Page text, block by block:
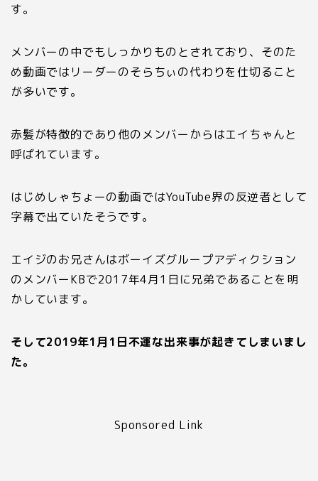
す。
メンバーの中でもしっかりものとされており、そのた
め動画ではリーダーのそらちぃの代わりを仕切ること
が多いです。
赤髪が特徴的であり他のメンバーからはエイちゃんと
呼ばれています。
はじめしゃちょーの動画ではYouTube界の反逆者として
字幕で出ていたそうです。
エイジのお兄さんはボーイズグループアディクション
のメンバーKBで2017年4月1 日に兄弟であることを明
かしています。
そして2019年1月 1 日不運な出来事が起きてしまいまし
た。
Sponsored Link